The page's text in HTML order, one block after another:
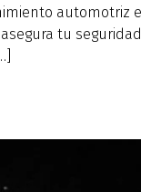
automotriz
tu